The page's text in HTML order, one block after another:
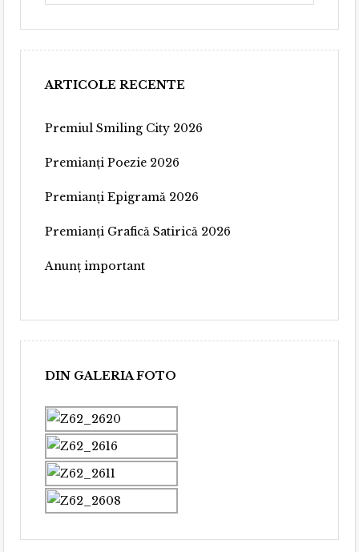
ARTICOLE RECENTE
Premiul Smiling City 2026
Premianți Poezie 2026
Premianți Epigramă 2026
Premianți Grafică Satirică 2026
Anunț important
DIN GALERIA FOTO